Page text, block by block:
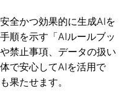
全かつ効果的に生成AIを
順を示す「AIルールブッ
禁止事項、データの扱い
で安心してAIを活用で
果たせます。